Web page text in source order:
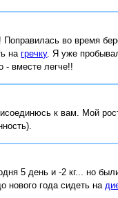
Поправилась во время
нагречку. Я уже
- вместе легче!!
к вам. Мой
5 день и -2 кг... но
нового года сидеть на